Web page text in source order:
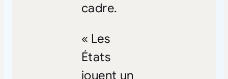
cadre.
« Les
États
jouent un